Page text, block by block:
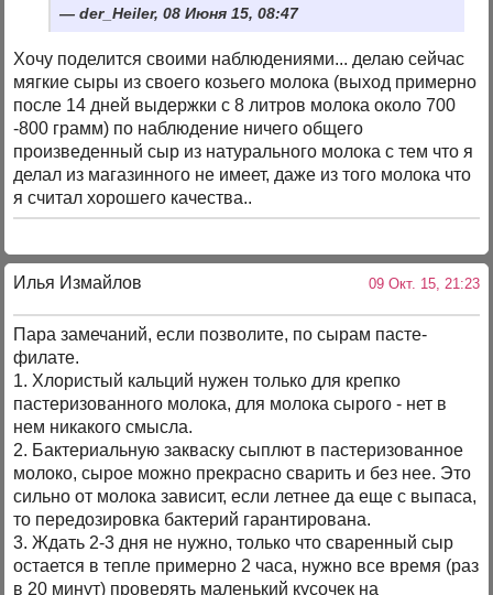
der_Heiler, 08 Июня 15, 08:47
Хочу поделится своими наблюдениями... делаю сейчас
мягкие сыры из своего козьего молока (выход примерно
после 14 дней выдержки с 8 литров молока около 700
-800 грамм) по наблюдение ничего общего
произведенный сыр из натурального молока с тем что я
делал из магазинного не имеет, даже из того молока что
я считал хорошего качества..
Илья Измайлов 09 Окт. 15, 21:23
Пара замечаний, если позволите, по сырам пасте-
филате.
1. Хлористый кальций нужен только для крепко
пастеризованного молока, для молока сырого - нет в
нем никакого смысла.
2. Бактериальную закваску сыплют в пастеризованное
молоко, сырое можно прекрасно сварить и без нее. Это
сильно от молока зависит, если летнее да еще с выпаса,
то передозировка бактерий гарантирована.
3. Ждать 2-3 дня не нужно, только что сваренный сыр
остается в тепле примерно 2 часа, нужно все время (раз
в 20 минут) проверять маленький кусочек на